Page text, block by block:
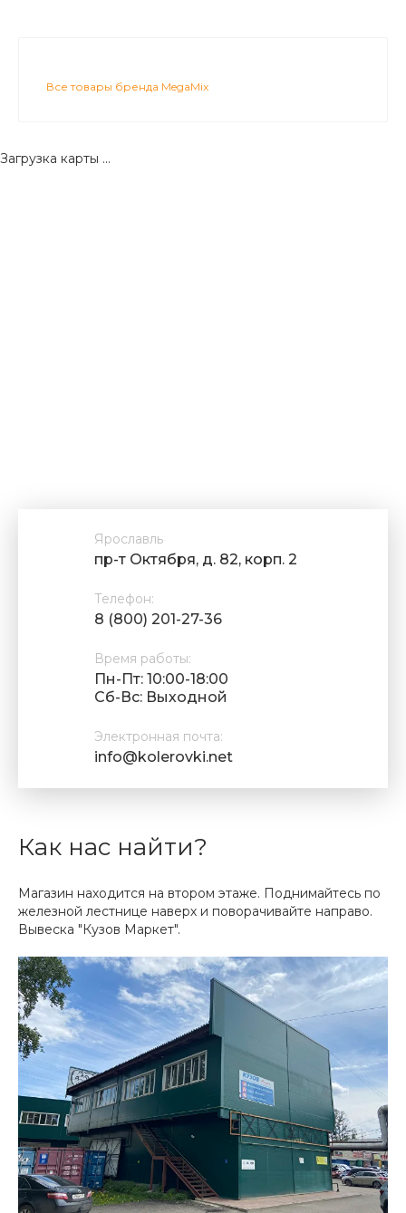
Все товары бренда MegaMix
Загрузка карты ...
Ярославль
пр-т Октября, д. 82, корп. 2
Телефон:
8 (800) 201-27-36
Время работы:
Пн-Пт: 10:00-18:00
Cб-Вс: Выходной
Электронная почта:
info@kolerovki.net
Как нас найти?
Магазин находится на втором этаже. Поднимайтесь по
железной лестнице наверх и поворачивайте направо.
Вывеска "Кузов Маркет".